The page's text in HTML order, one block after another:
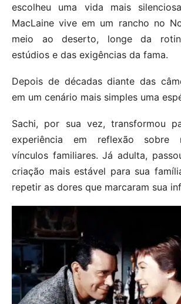
escolheu uma vida mais
MacLaine vive em um rancho no
meio ao deserto, longe da
estúdios e das exigências da fama.
Depois de décadas diante das
em um cenário mais simples uma
Sachi, por sua vez, transformou
experiência em reflexão sobre
vínculos familiares. Já adulta,
criação mais estável para sua
repetir as dores que marcaram sua